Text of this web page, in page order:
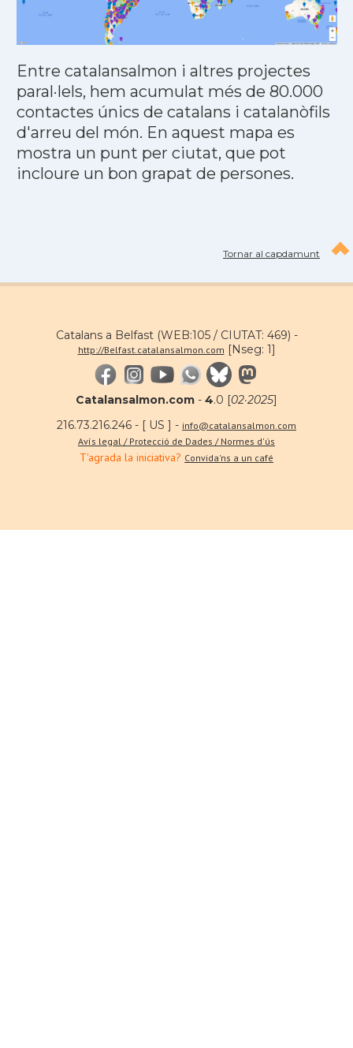
Entre catalansalmon i altres projectes
paral·lels, hem acumulat més de 80.000
contactes únics de catalans i catalanòfils
d'arreu del món. En aquest mapa es
mostra un punt per ciutat, que pot
incloure un bon grapat de persones.
Tornar al capdamunt
Catalans a Belfast (WEB:105 / CIUTAT: 469) -
http://Belfast.catalansalmon.com [Nseg: 1]
Catalansalmon.com - 4.0 [02·2025]
216.73.216.246 - [ US ] - info@catalansalmon.com
Avís legal / Protecció de Dades / Normes d'ús
T'agrada la iniciativa? Convida'ns a un café